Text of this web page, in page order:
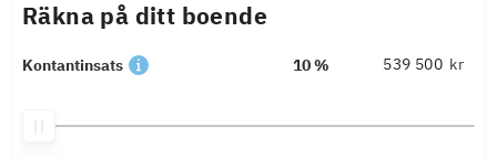
Räkna på ditt boende
Kontantinsats 10 % kr